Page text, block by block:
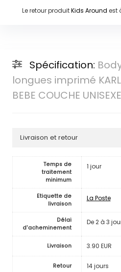
Le retour produitKids Around est
Spécification:
longues imprimé KARL
BEBE COUCHE
Livraison et retour
Temps de
traitement
minimum
1 jour
Etiquette de
livraison
La Poste
Délai
d'acheminement
De 2 à 3
Livraison 3.90 EUR
Retour 14 jours